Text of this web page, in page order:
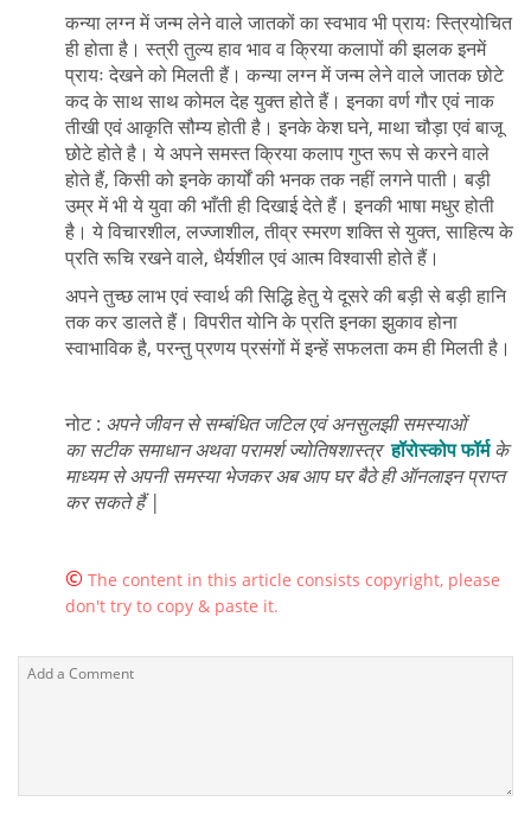
कन्या लग्न में जन्म लेने वाले जातकों का स्वभाव भी प्रायः स्त्रियोचित
ही होता है। स्त्री तुल्य हाव भाव व क्रिया कलापों की झलक इनमें
प्रायः देखने को मिलती हैं। कन्या लग्न में जन्म लेने वाले जातक छोटे
कद के साथ साथ कोमल देह युक्त होते हैं। इनका वर्ण गौर एवं नाक
तीखी एवं आकृति सौम्य होती है। इनके केश घने, माथा चौड़ा एवं बाजू
छोटे होते है। ये अपने समस्त क्रिया कलाप गुप्त रूप से करने वाले
होते हैं, किसी को इनके कार्यों की भनक तक नहीं लगने पाती। बड़ी
उम्र में भी ये युवा की भाँती ही दिखाई देते हैं। इनकी भाषा मधुर होती
है। ये विचारशील, लज्जाशील, तीव्र स्मरण शक्ति से युक्त, साहित्य के
प्रति रूचि रखने वाले, धैर्यशील एवं आत्म विश्वासी होते हैं।
अपने तुच्छ लाभ एवं स्वार्थ की सिद्धि हेतु ये दूसरे की बड़ी से बड़ी हानि
तक कर डालते हैं। विपरीत योनि के प्रति इनका झुकाव होना
स्वाभाविक है, परन्तु प्रणय प्रसंगों में इन्हें सफलता कम ही मिलती है।
नोट : अपने जीवन से सम्बंधित जटिल एवं अनसुलझी समस्याओं
का सटीक समाधान अथवा परामर्श ज्योतिषशास्त्रहॉरोस्कोप फॉर्म के
माध्यम से अपनी समस्या भेजकर अब आप घर बैठे ही ऑनलाइन प्राप्त
कर सकते हैं |
© The content in this article consists copyright, please
don't try to copy & paste it.